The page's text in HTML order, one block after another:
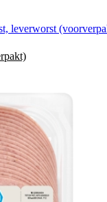
leverworst